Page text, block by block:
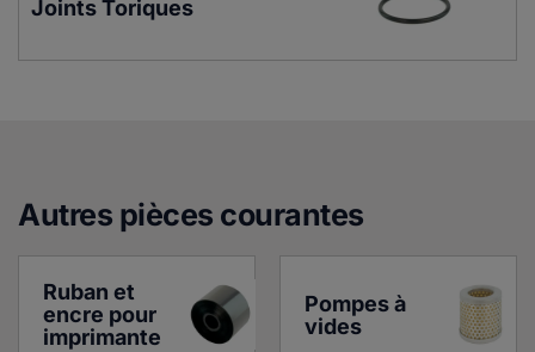
Joints Toriques
Autres pièces courantes
Ruban et
encre pour
imprimante
Pompes à
vides